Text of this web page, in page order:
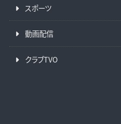
スポーツ
動画配信
クラブTVO